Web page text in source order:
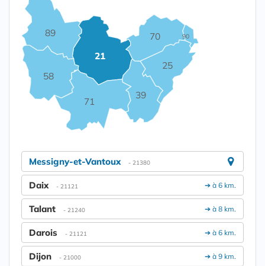
21
25
39
58
70
71
89 90
Messigny-et-Vantoux - 21380
➔ à 6 km.
Daix - 21121
➔ à 8 km.
Talant - 21240
➔ à 6 km.
Darois - 21121
➔ à 9 km.
Dijon - 21000